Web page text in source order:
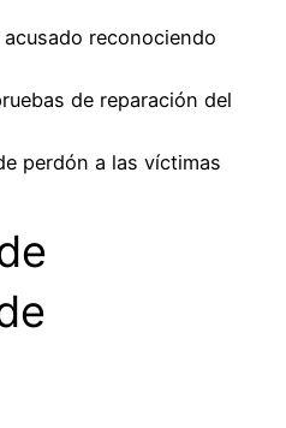
reconociendo
de reparación del
perdón a las víctimas